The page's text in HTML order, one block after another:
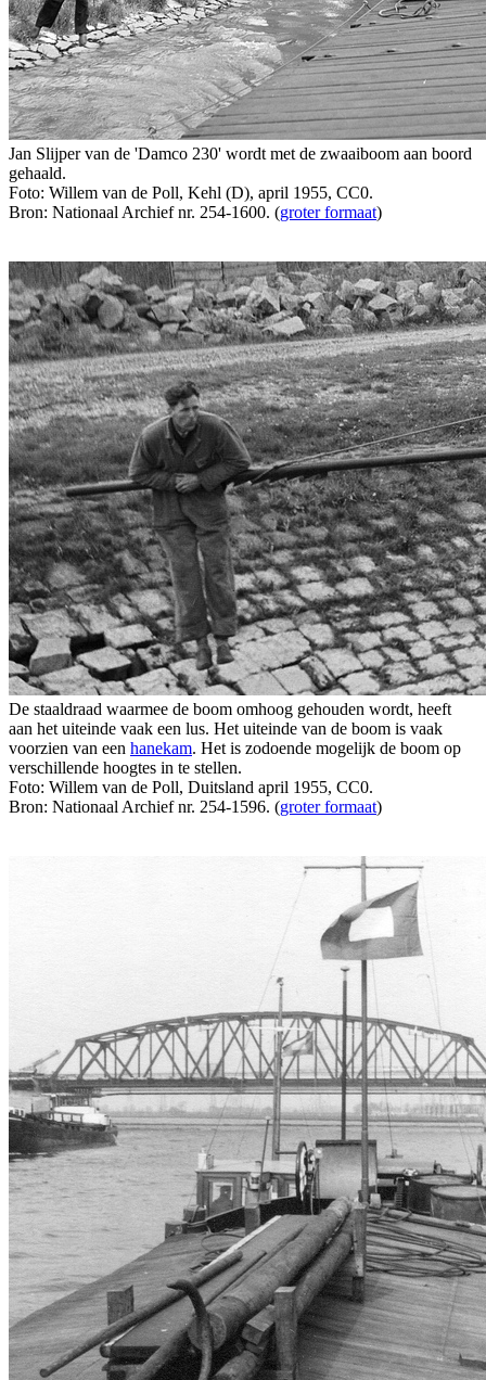
Jan Slijper van de 'Damco 230' wordt met de zwaaiboom aan boord
gehaald.
Foto: Willem van de Poll, Kehl (D), april 1955, CC0.
Bron: Nationaal Archief nr. 254-1600. (groter formaat)
De staaldraad waarmee de boom omhoog gehouden wordt, heeft
aan het uiteinde vaak een lus. Het uiteinde van de boom is vaak
voorzien van een hanekam. Het is zodoende mogelijk de boom op
verschillende hoogtes in te stellen.
Foto: Willem van de Poll, Duitsland april 1955, CC0.
Bron: Nationaal Archief nr. 254-1596. (groter formaat)